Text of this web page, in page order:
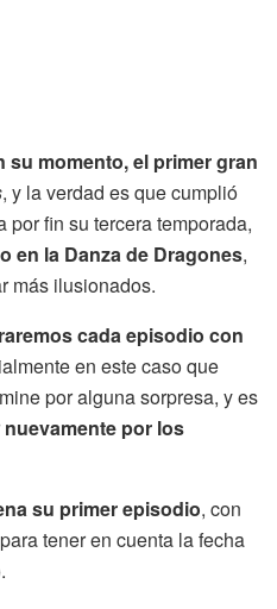
su momento, el primer gran
, y la verdad es que cumplió
fin su tercera temporada,
en la Danza de Dragones,
más ilusionados.
cada episodio con
en este caso que
por alguna sorpresa, y es
nuevamente por los
su primer episodio, con
tener en cuenta la fecha